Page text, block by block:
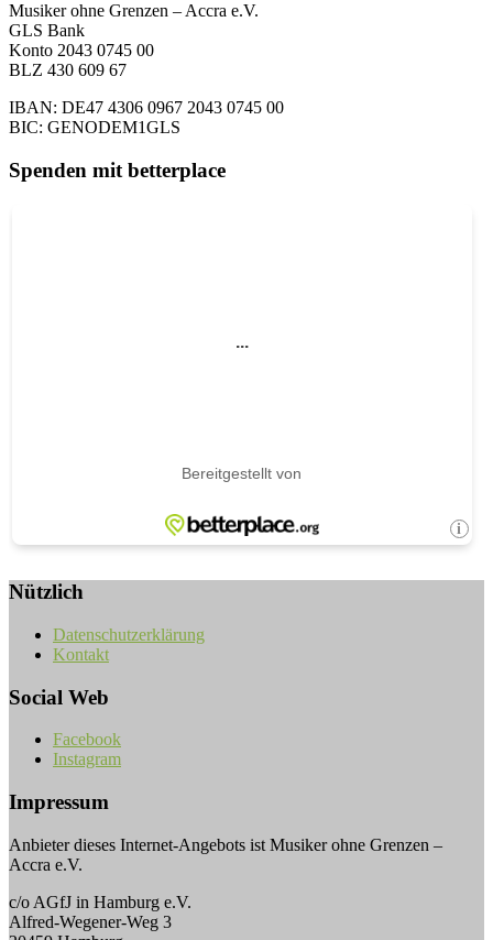
Musiker ohne Grenzen – Accra e.V.
GLS Bank
Konto 2043 0745 00
BLZ 430 609 67
IBAN: DE47 4306 0967 2043 0745 00
BIC: GENODEM1GLS
Spenden mit betterplace
Nützlich
Datenschutzerklärung
Kontakt
Social Web
Facebook
Instagram
Impressum
Anbieter dieses Internet-Angebots ist Musiker ohne Grenzen –
Accra e.V.
c/o AGfJ in Hamburg e.V.
Alfred-Wegener-Weg 3